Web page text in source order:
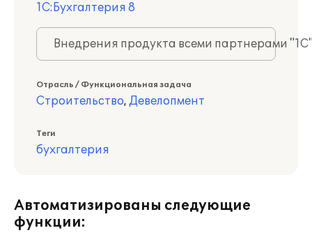
1С:Бухгалтерия 8
Внедрения продукта всеми партнерами
Отрасль / Функциональная задача
Строительство, Девелопмент
Теги
бухгалтерия
Автоматизированы следующие
функции: